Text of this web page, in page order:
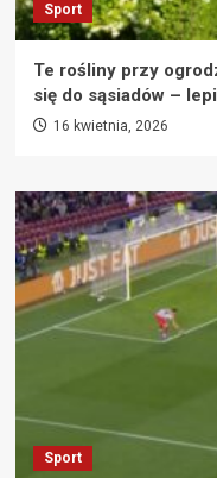
Sport
Te rośliny przy
się do sąsiadów –
16 kwietnia, 2026
Sport